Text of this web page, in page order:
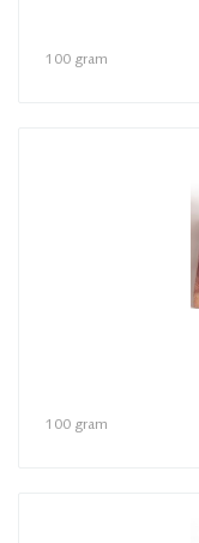
100 gram
100 gram